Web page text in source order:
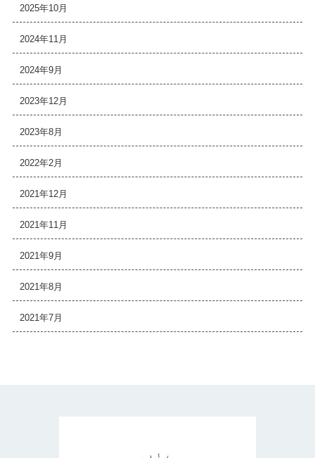
2025年10月
2024年11月
2024年9月
2023年12月
2023年8月
2022年2月
2021年12月
2021年11月
2021年9月
2021年8月
2021年7月